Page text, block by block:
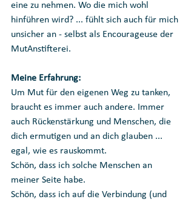
eine zu nehmen. Wo die mich wohl
hinführen wird? ... fühlt sich auch für mich
unsicher an - selbst als Encourageuse der
MutAnstifterei.
Meine Erfahrung:
Um Mut für den eigenen Weg zu tanken,
braucht es immer auch andere. Immer
auch Rückenstärkung und Menschen, die
dich ermutigen und an dich glauben ...
egal, wie es rauskommt.
Schön, dass ich solche Menschen an
meiner Seite habe.
Schön, dass ich auf die Verbindung (und